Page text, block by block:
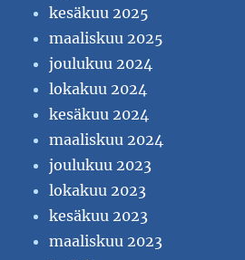
kesäkuu 2025
maaliskuu 2025
joulukuu 2024
lokakuu 2024
kesäkuu 2024
maaliskuu 2024
joulukuu 2023
lokakuu 2023
kesäkuu 2023
maaliskuu 2023